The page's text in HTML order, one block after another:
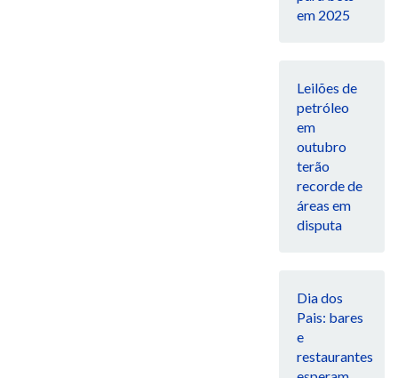
em 2025
Leilões de
petróleo
em
outubro
terão
recorde de
áreas em
disputa
Dia dos
Pais: bares
e
restaurantes